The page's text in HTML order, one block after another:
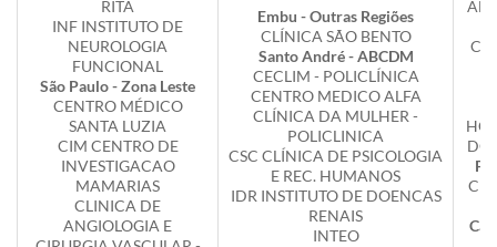
RITA
INF INSTITUTO DE
NEUROLOGIA
FUNCIONAL
São Paulo - Zona Leste
CENTRO MÉDICO
SANTA LUZIA
CIM CENTRO DE
INVESTIGACAO
MAMARIAS
CLINICA DE
ANGIOLOGIA E
Embu - Outras Regiões
CLÍNICA SÃO BENTO
Santo André - ABCDM
CECLIM - POLICLÍNICA
CENTRO MEDICO ALFA
CLÍNICA DA MULHER -
POLICLINICA
CSC CLÍNICA DE PSICOLOGIA
E REC. HUMANOS
IDR INSTITUTO DE DOENCAS
RENAIS
INTEO